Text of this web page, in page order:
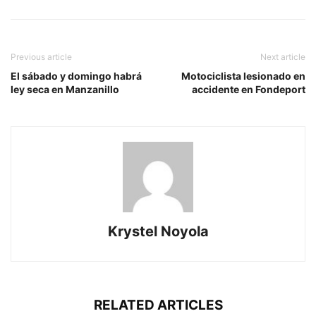
Previous article
El sábado y domingo habrá
ley seca en Manzanillo
Next article
Motociclista lesionado en
accidente en Fondeport
Krystel Noyola
RELATED ARTICLES